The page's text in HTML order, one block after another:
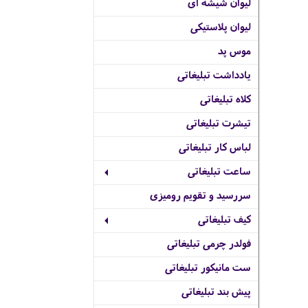
لیوان پلاستیکی
موس پد
یادداشت تبلیغاتی
کلاه تبلیغاتی
تیشرت تبلیغاتی
لباس کار تبلیغاتی
ساعت تبلیغاتی
سررسید و تقویم رومیزی
کیف تبلیغاتی
فولدر چرمی تبلیغاتی
ست مانیکور تبلیغاتی
پیش بند تبلیغاتی